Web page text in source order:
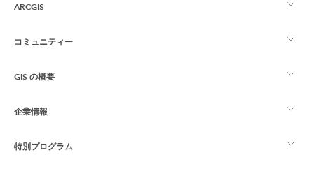
ARCGIS
ArcGIS の概要
マッピング
コミュニティー
Esri Community
ArcGIS ブログ
GIS の概要
GIS とは
ロケーション インテリジェンス
企業情報
Esri について
特別プログラム